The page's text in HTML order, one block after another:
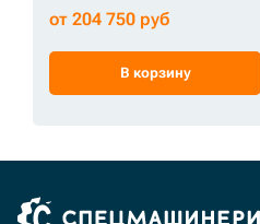
от 204 750 руб
В корзину